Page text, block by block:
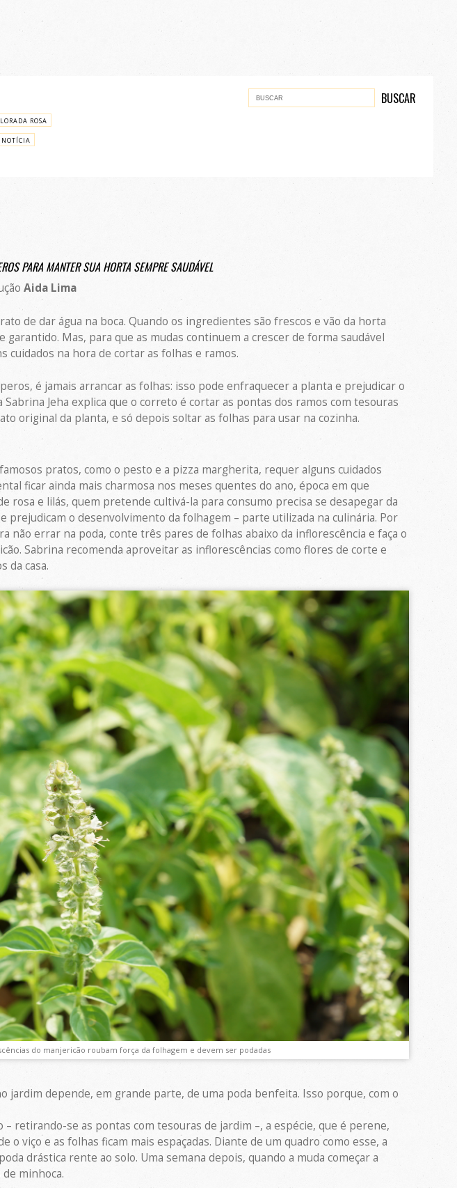
ROSA
NOTÍCIA
PARA MANTER SUA HORTA SEMPRE SAUDÁVEL
Aida Lima
de dar água na boca. Quando os ingredientes são frescos e vão da horta
Mas, para que as mudas continuem a crescer de forma saudável
na hora de cortar as folhas e ramos.
é jamais arrancar as folhas: isso pode enfraquecer a planta e prejudicar o
Jeha explica que o correto é cortar as pontas dos ramos com tesouras
original da planta, e só depois soltar as folhas para usar na cozinha.
pratos, como o pesto e a pizza margherita, requer alguns cuidados
ficar ainda mais charmosa nos meses quentes do ano, época em que
rosa e lilás, quem pretende cultivá-la para consumo precisa se desapegar da
prejudicam o desenvolvimento da folhagem – parte utilizada na culinária. Por
não errar na poda, conte três pares de folhas abaixo da inflorescência e faça o
Sabrina recomenda aproveitar as inflorescências como flores de corte e
da casa.
do manjericão roubam força da folhagem e devem ser podadas
jardim depende, em grande parte, de uma poda benfeita. Isso porque, com o
retirando-se as pontas com tesouras de jardim –, a espécie, que é perene,
viço e as folhas ficam mais espaçadas. Diante de um quadro como esse, a
drástica rente ao solo. Uma semana depois, quando a muda começar a
minhoca.